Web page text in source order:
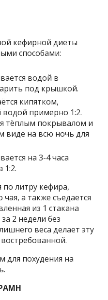
кефирной диеты
способами:
водой в
под крышкой.
кипятком,
водой примерно 1:2.
тёплым покрывалом и
виде на всю ночь для
на 3-4 часа
1:2.
по литру кефира,
а также съедается
из 1 стакана
2 недели без
веса делает эту
для похудения на